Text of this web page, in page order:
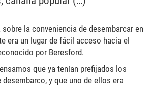
la conveniencia de desembarcar en
era un lugar de fácil acceso hacia el
por Beresford.
que ya tenían prefijados los
y que uno de ellos era